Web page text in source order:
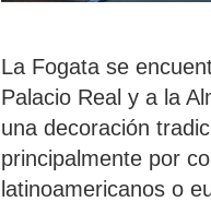
La Fogata se
Palacio Real y a la
una decoración
principalmente por
latinoamericanos o